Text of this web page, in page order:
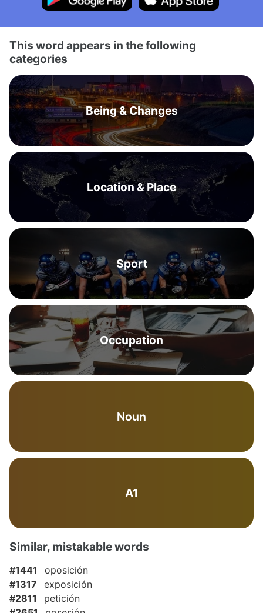
This word appears in the following
categories
Being & Changes
Location & Place
Sport
Occupation
Noun
A1
Similar, mistakable words
#1441
oposición
#1317
exposición
#2811
petición